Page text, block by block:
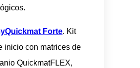
Forte. Kit
inicio con matrices de
QuickmatFLEX,